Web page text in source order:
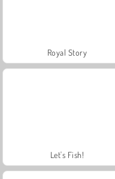
Royal Story
Let's Fish!